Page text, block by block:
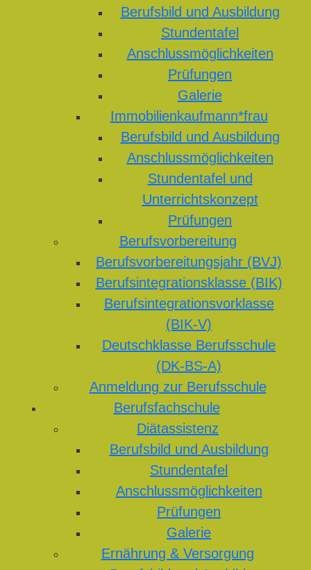
Berufsbild und Ausbildung
Stundentafel
Anschlussmöglichkeiten
Prüfungen
Galerie
Immobilienkaufmann*frau
Berufsbild und Ausbildung
Anschlussmöglichkeiten
Stundentafel und
Unterrichtskonzept
Prüfungen
Berufsvorbereitung
Berufsvorbereitungsjahr (BVJ)
Berufsintegrationsklasse (BIK)
Berufsintegrationsvorklasse
(BIK-V)
Deutschklasse Berufsschule
(DK-BS-A)
Anmeldung zur Berufsschule
Berufsfachschule
Diätassistenz
Berufsbild und Ausbildung
Stundentafel
Anschlussmöglichkeiten
Prüfungen
Galerie
Ernährung & Versorgung